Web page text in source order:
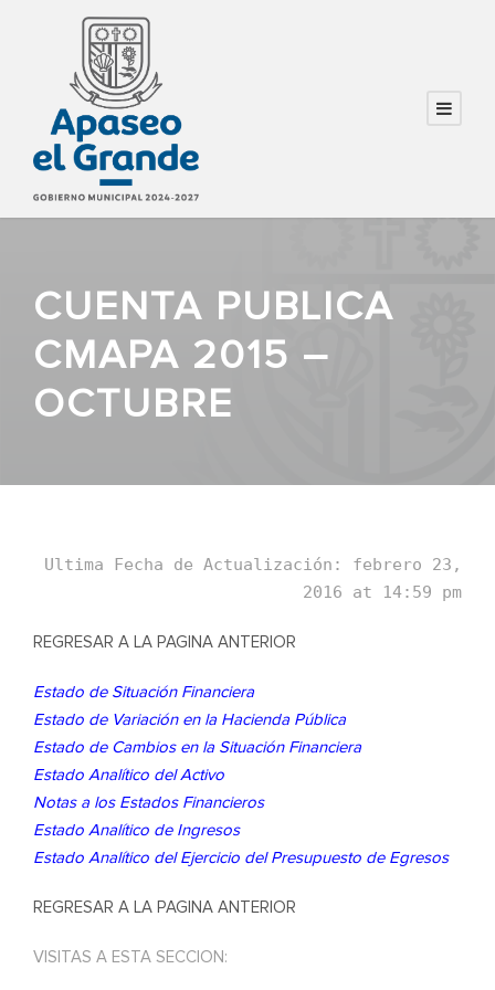
CUENTA PUBLICA
CMAPA 2015 –
OCTUBRE
Ultima Fecha de Actualización: febrero 23,
2016 at 14:59 pm
REGRESAR A LA PAGINA ANTERIOR
Estado de Situación Financiera
Estado de Variación en la Hacienda Pública
Estado de Cambios en la Situación Financiera
Estado Analítico del Activo
Notas a los Estados Financieros
Estado Analítico de Ingresos
Estado Analítico del Ejercicio del Presupuesto de Egresos
REGRESAR A LA PAGINA ANTERIOR
VISITAS A ESTA SECCION: